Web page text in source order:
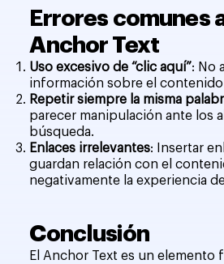
Errores comunes
Anchor Text
Uso excesivo de “clic aquí”: No
información sobre el contenido
Repetir siempre la misma
parecer manipulación ante los
búsqueda.
Enlaces irrelevantes: Insertar
guardan relación con el
negativamente la experiencia
Conclusión
El Anchor Text es un elemento